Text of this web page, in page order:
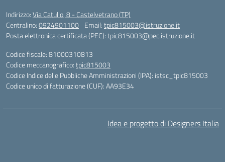
Indirizzo:Via Catullo, 8 - Castelvetrano (TP)
Centralino:0924901100 Email:tpic815003@istruzione.it
Posta elettronica certificata (PEC):tpic815003@pec.istruzione.it
Codice fiscale: 81000310813
Codice meccanografico:tpic815003
Codice Indice delle Pubbliche Amministrazioni (IPA): istsc_tpic815003
Codice unico di fatturazione (CUF): AA93E34
Idea e progetto di Designers Italia